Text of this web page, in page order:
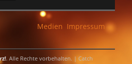
Medien Impressum
. Alle Rechte vorbehalten. | Catch